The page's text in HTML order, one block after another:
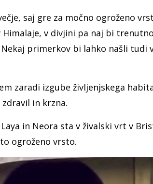
saj gre za močno ogroženo
v divjini pa naj bi
primerkov bi lahko našli tudi
zaradi izgube življenjskega
in krzna.
in Neora sta v živalski vrt v
ogroženo vrsto.